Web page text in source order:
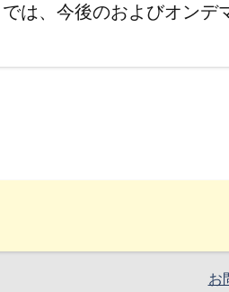
は、今後のおよびオンデ
お